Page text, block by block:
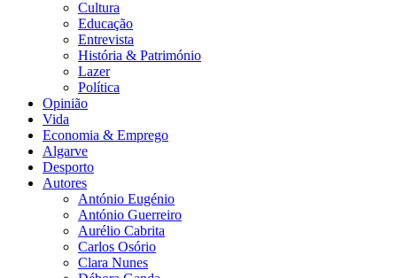
Cultura
Educação
Entrevista
História & Património
Lazer
Política
Opinião
Vida
Economia & Emprego
Algarve
Desporto
Autores
António Eugénio
António Guerreiro
Aurélio Cabrita
Carlos Osório
Clara Nunes